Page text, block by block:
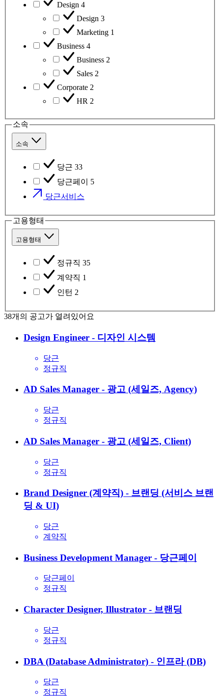
Design 4
Design 3
Marketing 1
Business 4
Business 2
Sales 2
Corporate 2
HR 2
소속
소속
당근 33
당근페이 5
당근서비스
고용형태
고용형태
정규직 35
계약직 1
인턴 2
38개의 공고가 열려있어요
Design Engineer - 디자인 시스템
당근
정규직
AD Sales Manager - 광고 (세일즈, Agency)
당근
정규직
AD Sales Manager - 광고 (세일즈, Client)
당근
정규직
Brand Designer (계약직) - 브랜딩 (서비스 브랜
딩 & UI)
당근
계약직
Business Development Manager - 당근페이
당근페이
정규직
Character Designer, Illustrator - 브랜딩
당근
정규직
DBA (Database Administrator) - 인프라 (DB)
당근
정규직